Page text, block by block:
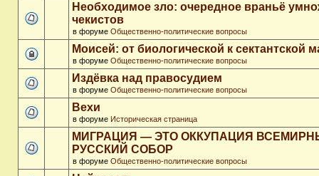
Необходимое зло: очередное враньё
чекистов
в форуме Общественно-политические вопросы
Моисей: от биологической к сектантской
в форуме Общественно-политические вопросы
Издёвка над правосудием
в форуме Общественно-политические вопросы
Вехи
в форуме Историческая страница
МИГРАЦИЯ — ЭТО ОККУПАЦИЯ
РУССКИЙ СОБОР
в форуме Общественно-политические вопросы